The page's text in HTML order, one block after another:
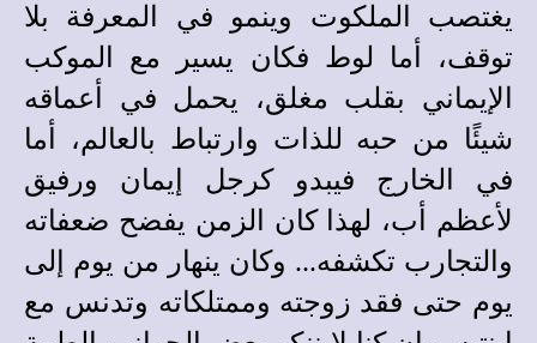
يغتصب الملكوت وينمو في المعرفة بلا
توقف، أما لوط فكان يسير مع الموكب
الإيماني بقلب مغلق، يحمل في أعماقه
شيئًا من حبه للذات وارتباط بالعالم، أما
في الخارج فيبدو كرجل إيمان ورفيق
لأعظم أب، لهذا كان الزمن يفضح ضعفاته
والتجارب تكشفه... وكان ينهار من يوم إلى
يوم حتى فقد زوجته وممتلكاته وتدنس مع